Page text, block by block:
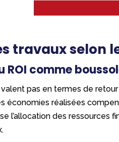
travaux selon
ROI comme
pas en termes de
économies réalisées
l’allocation des ressources